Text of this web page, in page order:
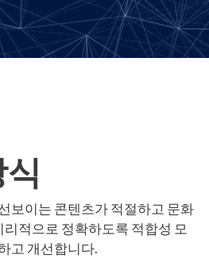
보이는 콘텐츠가 적절하고 문화
적으로 정확하도록 적합성 모
고 개선합니다.